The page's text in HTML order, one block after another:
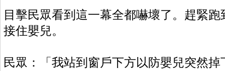
目擊民眾看到這一幕全都嚇壞了。趕緊
接住嬰兒。
民眾：「我站到窗戶下方以防嬰兒突然